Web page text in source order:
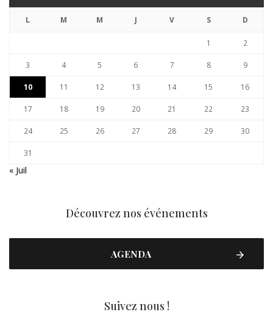
L M M J V S D
1 2
3 4 5 6 7 8 9
10 11 12 13 14 15 16
17 18 19 20 21 22 23
24 25 26 27 28 29 30
31
« Juil
Découvrez nos événements
AGENDA
Suivez nous !